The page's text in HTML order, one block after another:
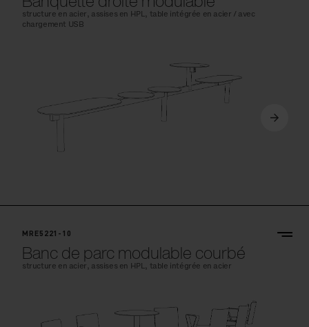
structure en acier, assises en HPL, table intégrée en acier / avec
chargement USB
MRE5221-10
Banc de parc modulable courbé
structure en acier, assises en HPL, table intégrée en acier